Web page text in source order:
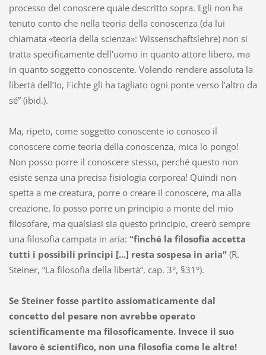
processo del conoscere quale descritto sopra. Egli non ha
tenuto conto che nella teoria della conoscenza (da lui
chiamata «teoria della scienza»: Wissenschaftslehre) non si
tratta specificamente dell’uomo in quanto attore libero, ma
in quanto soggetto conoscente. Volendo rendere assoluta la
libertà dell’Io, Fichte gli ha tagliato ogni ponte verso l’altro da
sé” (ibid.).
Ma, ripeto, come soggetto conoscente io conosco il
conoscere come teoria della conoscenza, mica lo pongo!
Non posso porre il conoscere stesso, perché questo non
esiste senza una precisa fisiologia corporea! Quindi non
spetta a me creatura, porre o creare il conoscere, ma alla
creazione. Io posso porre un principio a monte del mio
filosofare, ma qualsiasi sia questo principio, creerò sempre
una filosofia campata in aria: “finché la filosofia accetta
tutti i possibili principi [...] resta sospesa in aria” (R.
Steiner, “La filosofia della libertà”, cap. 3°, §31°).
Se Steiner fosse partito assiomaticamente dal
concetto del pesare non avrebbe operato
scientificamente ma filosoficamente. Invece il suo
lavoro è scientifico, non una filosofia come le altre!